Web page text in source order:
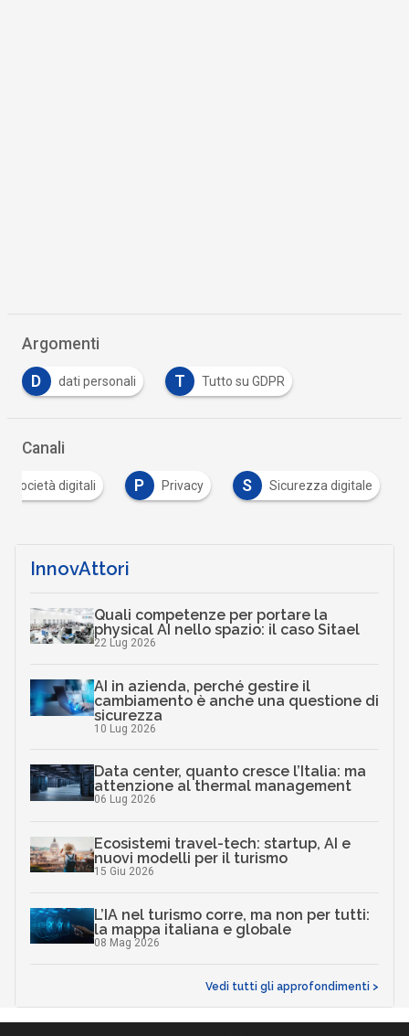
Argomenti
D dati personali T Tutto su GDPR
Canali
e società digitali P Privacy S Sicurezza digitale
InnovAttori
Quali competenze per portare la
physical AI nello spazio: il caso Sitael
22 Lug 2026
AI in azienda, perché gestire il
cambiamento è anche una questione di
sicurezza
10 Lug 2026
Data center, quanto cresce l’Italia: ma
attenzione al thermal management
06 Lug 2026
Ecosistemi travel-tech: startup, AI e
nuovi modelli per il turismo
15 Giu 2026
L’IA nel turismo corre, ma non per tutti:
la mappa italiana e globale
08 Mag 2026
Vedi tutti gli approfondimenti >